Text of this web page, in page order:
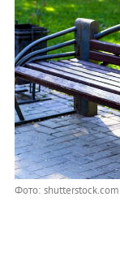
Фото: shutterstock.com